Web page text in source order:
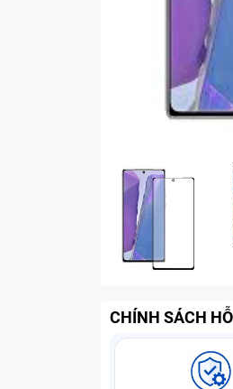
CHÍNH SÁCH